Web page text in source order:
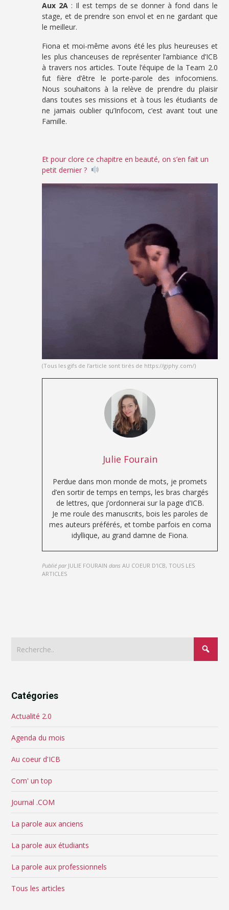
Aux 2A : Il est temps de se donner à fond dans le
stage, et de prendre son envol et en ne gardant que
le meilleur.
Fiona et moi-même avons été les plus heureuses et
les plus chanceuses de représenter l’ambiance d’ICB
à travers nos articles. Toute l’équipe de la Team 2.0
fut fière d’être le porte-parole des infocomiens.
Nous souhaitons à la relève de prendre du plaisir
dans toutes ses missions et à tous les étudiants de
ne jamais oublier qu’Infocom, c’est avant tout une
Famille.
Et pour clore ce chapitre en beauté, on s’en fait un
petit dernier ?
(Tous les gifs de l’article sont tirés de https://giphy.com/)
Julie Fourain
Perdue dans mon monde de mots, je promets
d’en sortir de temps en temps, les bras chargés
de lettres, que j’ordonnerai sur la page d’ICB.
Je me roule des manuscrits, bois les paroles de
mes auteurs préférés, et tombe parfois en coma
idyllique, au grand damne de Fiona.
Publié par JULIE FOURAIN dans AU COEUR D'ICB, TOUS LES
ARTICLES
Catégories
Actualité 2.0
Agenda du mois
Au coeur d'ICB
Com' un top
Journal .COM
La parole aux anciens
La parole aux étudiants
La parole aux professionnels
Tous les articles